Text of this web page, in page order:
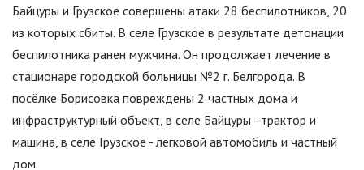
Байцуры и Грузское совершены атаки 28 беспилотников, 20
из которых сбиты. В селе Грузское в результате детонации
беспилотника ранен мужчина. Он продолжает лечение в
стационаре городской больницы №2 г. Белгорода. В
посёлке Борисовка повреждены 2 частных дома и
инфраструктурный объект, в селе Байцуры - трактор и
машина, в селе Грузское - легковой автомобиль и частный
дом.